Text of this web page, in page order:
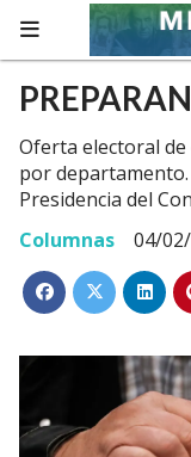
Oferta electoral
por
Presidencia del
Columnas
04/